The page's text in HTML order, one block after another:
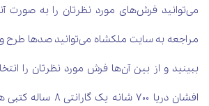
می‌توانید فرش‌های مورد نظرتان را به صورت
مراجعه به سایت ملکشاه می‌توانید صدها
ببینید و از بین آن‌ها فرش مورد نظرتان را
افشان دریا 700 شانه یک